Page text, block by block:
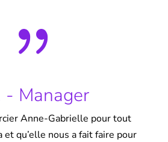
{
- Manager
Anne-Gabrielle pour tout
et qu’elle nous a fait faire pour